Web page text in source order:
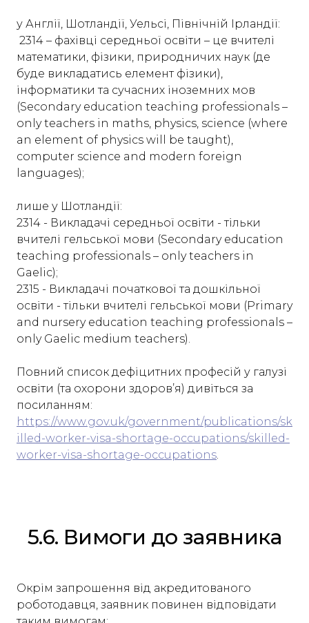
у Англії, Шотландії, Уельсі, Північній Ірландії:
2314 – фахівці середньої освіти – це вчителі
математики, фізики, природничих наук (де
буде викладатись елемент фізики),
інформатики та сучасних іноземних мов
(Secondary education teaching professionals –
only teachers in maths, physics, science (where
an element of physics will be taught),
computer science and modern foreign
languages);
лише у Шотландії:
2314 - Викладачі середньої освіти - тільки
вчителі гельської мови (Secondary education
teaching professionals – only teachers in
Gaelic);
2315 - Викладачі початкової та дошкільної
освіти - тільки вчителі гельської мови (Primary
and nursery education teaching professionals –
only Gaelic medium teachers).
Повний список дефіцитних професій у галузі
освіти (та охорони здоров’я) дивіться за
посиланням:
https://www.gov.uk/government/publications/sk
illed-worker-visa-shortage-occupations/skilled-
worker-visa-shortage-occupations
5.6. Вимоги до заявника
Окрім запрошення від акредитованого
роботодавця, заявник повинен відповідати